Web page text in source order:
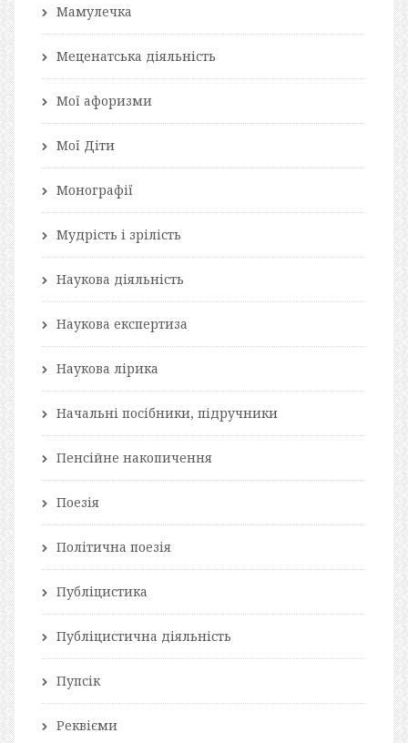
Мамулечка
Меценатська діяльність
Мої афоризми
Мої Діти
Монографії
Мудрість і зрілість
Наукова діяльність
Наукова експертиза
Наукова лірика
Начальні посібники, підручники
Пенсійне накопичення
Поезія
Політична поезія
Публіцистика
Публіцистична діяльність
Пупсік
Реквієми